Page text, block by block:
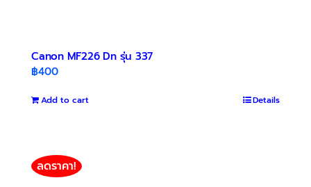
Canon MF226 Dn รุ่น 337
฿400
Add to cart Details
ลดราคา!